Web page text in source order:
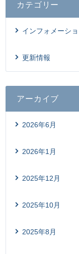
カテゴリー
インフォメーシ
更新情報
アーカイブ
2026年6月
2026年1月
2025年12月
2025年10月
2025年8月